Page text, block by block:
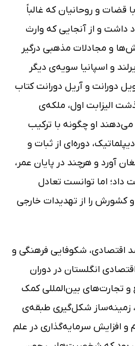
و روحانیان که غالباً
داشت و از آنجایی که وارث
و مجادلات مذهبی درگیر
و اسپانیا سویه‌ی دیگر
دورانت و آریل دورانت کتاب
الیزابت اول، ملکه‌ی
می‌دهند او چگونه با ترکیب
دوره‌ای از ثبات و
آورد و هرچند در پایان عمر،
داد؛ اما توانست تعادل
کشورش را از تهدیدات خارجی
اقتصادی، شکوفایی فرهنگی و
انگلستان در دوران
و تجارت‌های بین‌المللی کمک
زمینه‌ساز شکل‌گیری طبقه‌ی
افزایش سرمایه‌گذاری در علم